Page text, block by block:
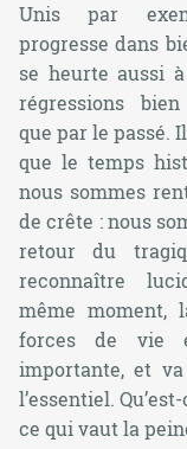
Unis par
progresse dans
se heurte aussi
régressions
que par le passé.
que le temps
nous sommes
de crête : nous
retour du
reconnaître
même moment,
forces de vie
importante, et
l’essentiel.
ce qui vaut la